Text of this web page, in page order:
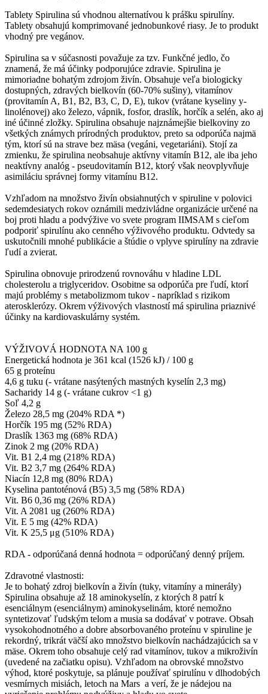
Tablety Spirulina sú vhodnou alternatívou k prášku spirulíny.
Tablety obsahujú komprimované jednobunkové riasy. Je to produkt
vhodný pre vegánov.
Spirulina sa v súčasnosti považuje za tzv. Funkčné jedlo, čo
znamená, že má účinky podporujúce zdravie. Spirulina je
mimoriadne bohatým zdrojom živín. Obsahuje veľa biologicky
dostupných, zdravých bielkovín (60-70% sušiny), vitamínov
(provitamín A, B1, B2, B3, C, D, E), tukov (vrátane kyseliny y-
linolénovej) ako železo, vápnik, fosfor, draslík, horčík a selén, ako aj
iné účinné zložky. Spirulina obsahuje najznámejšie bielkoviny zo
všetkých známych prírodných produktov, preto sa odporúča najmä
tým, ktorí sú na strave bez mäsa (vegáni, vegetariáni). Stojí za
zmienku, že spirulina neobsahuje aktívny vitamín B12, ale iba jeho
neaktívny analóg - pseudovitamín B12, ktorý však neovplyvňuje
asimiláciu správnej formy vitamínu B12.
Vzhľadom na množstvo živín obsiahnutých v spiruline v polovici
sedemdesiatych rokov oznámili medzivládne organizácie určené na
boj proti hladu a podvýžive vo svete program IIMSAM s cieľom
podporiť spirulínu ako cenného výživového produktu. Odvtedy sa
uskutočnili mnohé publikácie a štúdie o vplyve spirulíny na zdravie
ľudí a zvierat.
Spirulina obnovuje prirodzenú rovnováhu v hladine LDL
cholesterolu a triglyceridov. Osobitne sa odporúča pre ľudí, ktorí
majú problémy s metabolizmom tukov - napríklad s rizikom
aterosklerózy. Okrem výživových vlastností má spirulina priaznivé
účinky na kardiovaskulárny systém.
VÝŽIVOVÁ HODNOTA NA 100 g
Energetická hodnota je 361 kcal (1526 kJ) / 100 g
65 g proteínu
4,6 g tuku (- vrátane nasýtených mastných kyselín 2,3 mg)
Sacharidy 14 g (- vrátane cukrov <1 g)
Soľ 4,2 g
Železo 28,5 mg (204% RDA *)
Horčík 195 mg (52% RDA)
Draslík 1363 mg (68% RDA)
Zinok 2 mg (20% RDA)
Vit. B1 2,4 mg (218% RDA)
Vit. B2 3,7 mg (264% RDA)
Niacín 12,8 mg (80% RDA)
Kyselina pantoténová (B5) 3,5 mg (58% RDA)
Vit. B6 0,36 mg (26% RDA)
Vit. A 2081 ug (260% RDA)
Vit. E 5 mg (42% RDA)
Vit. K 25,5 μg (510% RDA)
RDA - odporúčaná denná hodnota = odporúčaný denný príjem.
Zdravotné vlastnosti:
Je to bohatý zdroj bielkovín a živín (tuky, vitamíny a minerály)
Spirulina obsahuje až 18 aminokyselín, z ktorých 8 patrí k
esenciálnym (esenciálnym) aminokyselinám, ktoré nemožno
syntetizovať ľudským telom a musia sa dodávať v potrave. Obsah
vysokohodnotného a dobre absorbovaného proteínu v spiruline je
rekordný, trikrát väčší ako množstvo bielkovín nachádzajúcich sa v
mäse. Okrem toho obsahuje celý rad vitamínov, tukov a mikroživín
(uvedené na začiatku opisu). Vzhľadom na obrovské množstvo
výhod, ktoré poskytuje, sa plánuje používať spirulínu v dlhodobých
vesmírnych misiách, letoch na Mars a verí, že je nádejou na